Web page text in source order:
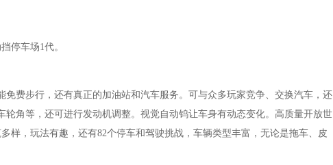
停车场1代。
费步行，还有真正的加油站和汽车服务。可与众多玩家竞争、交换汽车，还
角等，还可进行发动机调整。视觉自动钨让车身有动态变化。高质量开放世
样，玩法有趣，还有82个停车和驾驶挑战，车辆类型丰富，无论是拖车、皮